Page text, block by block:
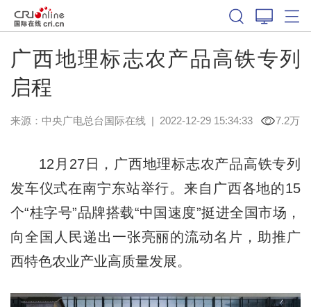
广西地理标志农产品高铁专列
启程
来源：中央广电总台国际在线| 2022-12-29 15:34:33 7.2万
12月27日，广西地理标志农产品高铁专列
发车仪式在南宁东站举行。来自广西各地的15
个“桂字号”品牌搭载“中国速度”挺进全国市场，
向全国人民递出一张亮丽的流动名片，助推广
西特色农业产业高质量发展。